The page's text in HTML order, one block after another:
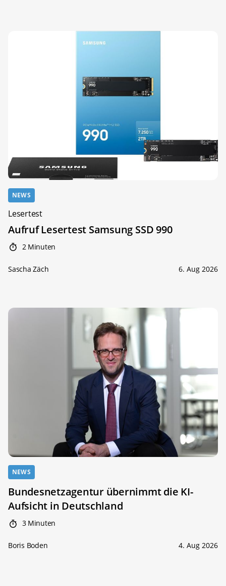
NEWS
Lesertest
Aufruf Lesertest Samsung SSD 990
2 Minuten
Sascha Zäch 6. Aug 2026
NEWS
Bundesnetzagentur übernimmt die KI-
Aufsicht in Deutschland
3 Minuten
Boris Boden 4. Aug 2026